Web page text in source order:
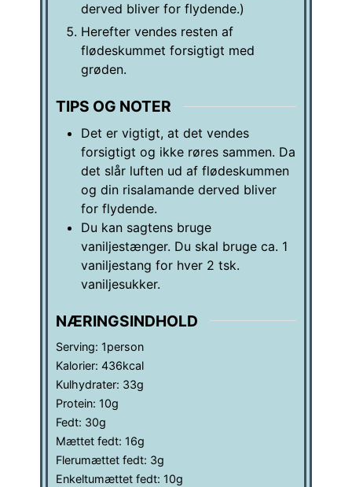
derved bliver for flydende.)
Herefter vendes resten af
flødeskummet forsigtigt med
grøden.
TIPS OG NOTER
Det er vigtigt, at det vendes
forsigtigt og ikke røres sammen. Da
det slår luften ud af flødeskummen
og din risalamande derved bliver
for flydende.
Du kan sagtens bruge
vaniljestænger. Du skal bruge ca. 1
vaniljestang for hver 2 tsk.
vaniljesukker.
NÆRINGSINDHOLD
Serving: 1person
Kalorier:436kcal
Kulhydrater: 33g
Protein: 10g
Fedt: 30g
Mættet fedt: 16g
Flerumættet fedt: 3g
Enkeltumættet fedt: 10g